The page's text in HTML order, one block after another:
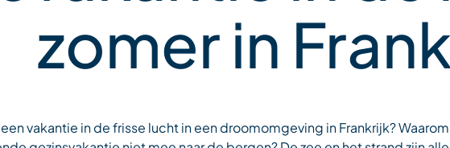
zomer in
een vakantie in de frisse lucht in een droomomgeving in Frankrijk?